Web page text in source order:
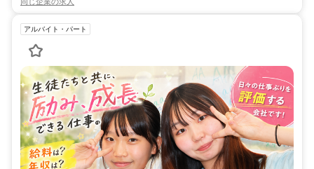
アルバイト・パート